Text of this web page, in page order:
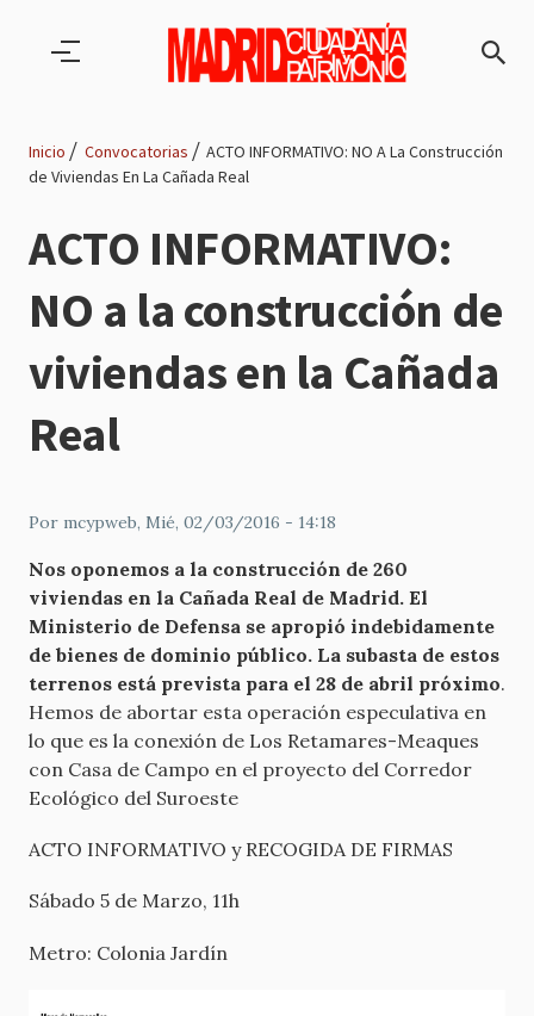
de
navegación
Inicio Convocatorias
ACTO INFORMATIVO: NO A La Construcción
de Viviendas En La Cañada Real
ACTO INFORMATIVO:
NO a la construcción de
viviendas en la Cañada
Real
Por mcypweb, Mié, 02/03/2016 - 14:18
Nos oponemos a la construcción de 260
viviendas en la Cañada Real de Madrid. El
Ministerio de Defensa se apropió indebidamente
de bienes de dominio público. La subasta de estos
terrenos está prevista para el 28 de abril próximo.
Hemos de abortar esta operación especulativa en
lo que es la conexión de Los Retamares-Meaques
con Casa de Campo en el proyecto del Corredor
Ecológico del Suroeste
ACTO INFORMATIVO y RECOGIDA DE FIRMAS
Sábado 5 de Marzo, 11h
Metro: Colonia Jardín